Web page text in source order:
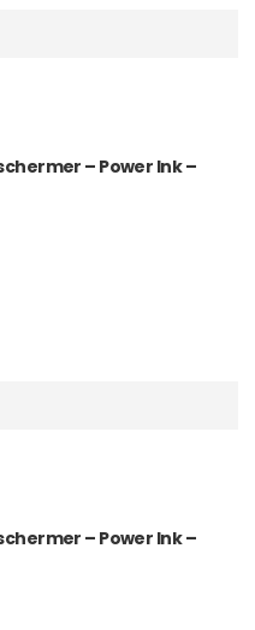
– Power Ink –
– Power Ink –